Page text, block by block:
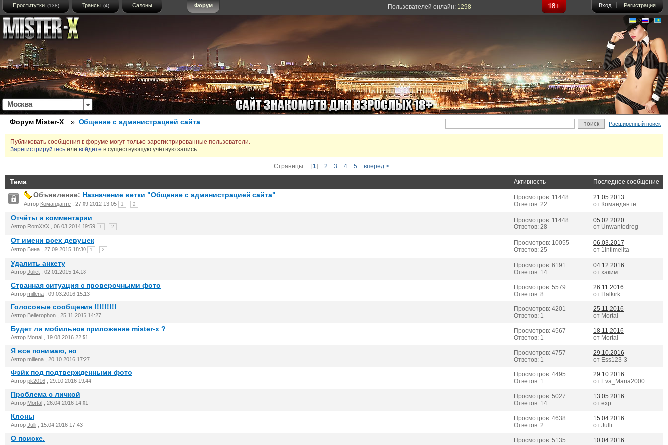
Проститутки (138) Трансы (4) Салоны Форум Пользователей онлайн: 1298 Вход Регистрация
Москва
Форум Mister-X » Общение с администрацией сайта Расширенный поиск
Публиковать сообщения в форуме могут только зарегистрированные пользователи.
Зарегистрируйтесь или войдите в существующую учётную запись.
Страницы: [1] 2 3 4 5 вперед >
Тема Активность Последнее сообщение
Объявление: Назначение ветки "Общение с администрацией сайта"
Автор Команданте , 27.09.2012 13:05 1 2
Просмотров: 11448
Ответов: 22
21.05.2013
от Команданте
Отчёты и комментарии
Автор RomXXX , 06.03.2014 19:59 1 2
Просмотров: 11448
Ответов: 28
05.02.2020
от Unwantedreg
От имени всех девушек
Автор Бина , 27.09.2015 18:30 1 2
Просмотров: 10055
Ответов: 25
06.03.2017
от 1intimelita
Удалить анкету
Автор Juliet , 02.01.2015 14:18
Просмотров: 6191
Ответов: 14
04.12.2016
от xаким
Странная ситуация с проверочными фото
Автор millena , 09.03.2016 15:13
Просмотров: 5579
Ответов: 8
26.11.2016
от Halkirk
Голосовые сообщения !!!!!!!!!
Автор Bellerophon , 25.11.2016 14:27
Просмотров: 4201
Ответов: 1
25.11.2016
от Mortal
Будет ли мобильное приложение mister-x ?
Автор Mortal , 19.08.2016 22:51
Просмотров: 4567
Ответов: 1
18.11.2016
от Mortal
Я все понимаю, но
Автор millena , 20.10.2016 17:27
Просмотров: 4757
Ответов: 1
29.10.2016
от Ess123-3
Фэйк под подтвержденными фото
Автор pk2016 , 29.10.2016 19:44
Просмотров: 4495
Ответов: 1
29.10.2016
от Eva_Mariа2000
Проблема с личкой
Автор Mortal , 26.04.2016 14:01
Просмотров: 5027
Ответов: 14
13.05.2016
от exp
Клоны
Автор Julli , 15.04.2016 17:43
Просмотров: 4638
Ответов: 2
15.04.2016
от Julli
О поиске.
Просмотров: 5135
10.04.2016